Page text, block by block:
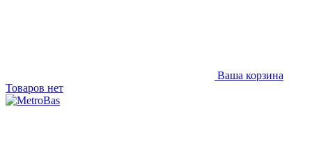
Ваша корзина
Товаров нет